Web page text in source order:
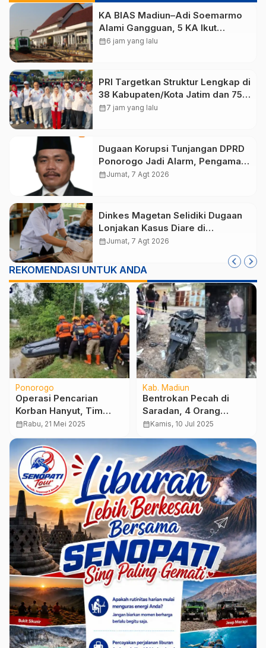
KA BIAS Madiun–Adi Soemarmo
Alami Gangguan, 5 KA Ikut
Terdampak
calendar_month6 jam yang lalu
PRI Targetkan Struktur Lengkap di
38 Kabupaten/Kota Jatim dan 75
Kursi DPR RI pada Pemilu 2029
calendar_month7 jam yang lalu
Dugaan Korupsi Tunjangan DPRD
Ponorogo Jadi Alarm, Pengamat
Minta Magetan Perkuat Tata
calendar_monthJumat, 7 Agt 2026
Dinkes Magetan Selidiki Dugaan
Lonjakan Kasus Diare di
Lembeyan, Lakukan Penyelidikan
calendar_monthJumat, 7 Agt 2026
REKOMENDASI UNTUK ANDA
Ponorogo
Operasi Pencarian
Korban Hanyut, Tim
SAR Terjunkan Perahu
Karet Susur Sungai
calendar_monthRabu, 21 Mei 2025
Kab. Madiun
Bentrokan Pecah di
Saradan, 4 Orang
Terluka dan 3 Sepeda
Motor Rusak
calendar_monthKamis, 10 Jul 2025